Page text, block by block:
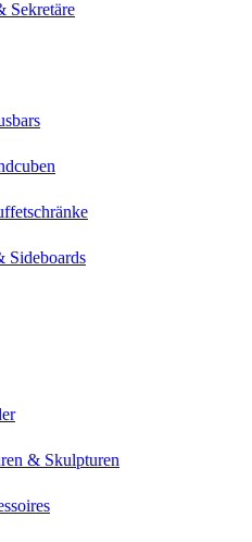
Sekretäre
Sideboards
& Skulpturen